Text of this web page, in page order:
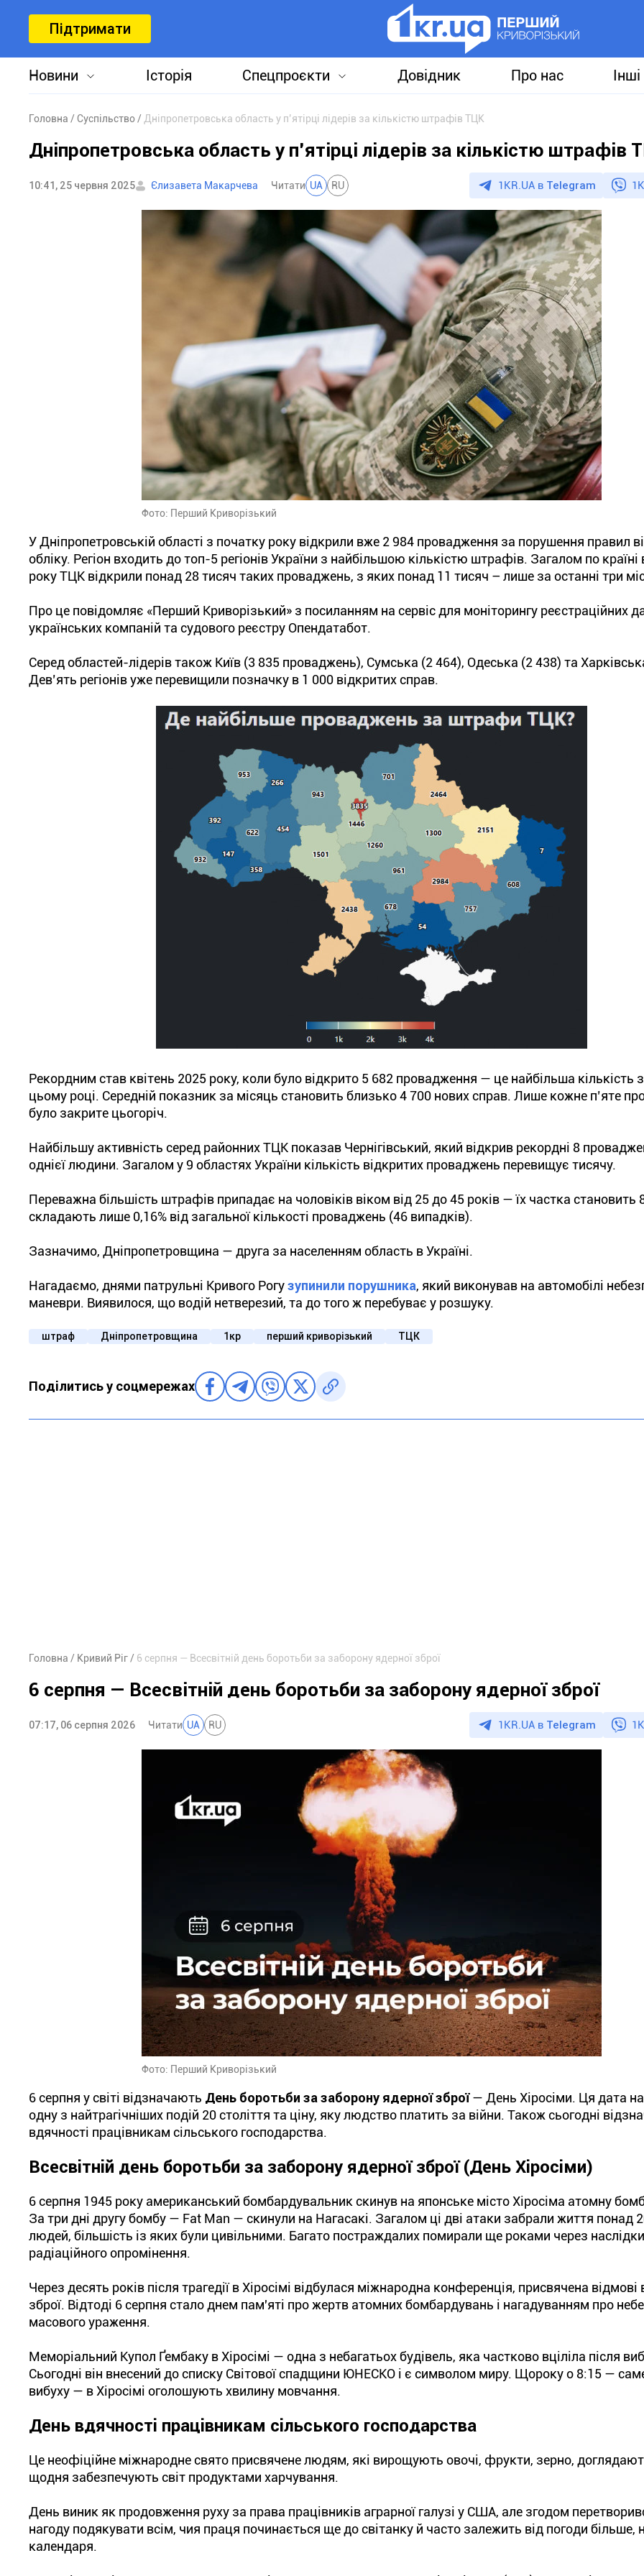
Підтримати
Новини Історія Спецпроєкти Довідник Про нас
Головна Суспільство Дніпропетровська область у п’ятірці лідерів за кількістю штрафів ТЦК
Дніпропетровська область у п’ятірці лідерів за кількістю штрафів
10:41, 25 червня 2025 Єлизавета Макарчева Читати UA RU 1KR.UA в Telegram
Фото: Перший Криворізький
У Дніпропетровській області з початку року відкрили вже 2 984 провадження за порушення правил
обліку. Регіон входить до топ-5 регіонів України з найбільшою кількістю штрафів. Загалом по країні
року ТЦК відкрили понад 28 тисяч таких проваджень, з яких понад 11 тисяч – лише за останні три
Про це повідомляє «Перший Криворізький» з посиланням на сервіс для моніторингу реєстраційних
українських компаній та судового реєстру Опендатабот.
Серед областей-лідерів також Київ (3 835 проваджень), Сумська (2 464), Одеська (2 438) та
Дев’ять регіонів уже перевищили позначку в 1 000 відкритих справ.
Рекордним став квітень 2025 року, коли було відкрито 5 682 провадження — це найбільша кількість
цьому році. Середній показник за місяць становить близько 4 700 нових справ. Лише кожне п’яте
було закрите цьогоріч.
Найбільшу активність серед районних ТЦК показав Чернігівський, який відкрив рекордні 8
однієї людини. Загалом у 9 областях України кількість відкритих проваджень перевищує тисячу.
Переважна більшість штрафів припадає на чоловіків віком від 25 до 45 років — їх частка становить
складають лише 0,16% від загальної кількості проваджень (46 випадків).
Зазначимо, Дніпропетровщина — друга за населенням область в Україні.
Нагадаємо, днями патрульні Кривого Рогузупинили порушника, який виконував на автомобілі
маневри. Виявилося, що водій нетверезий, та до того ж перебуває у розшуку.
штраф Дніпропетровщина 1кр перший криворізький ТЦК
Поділитись у соцмережах
Головна Кривий Ріг 6 серпня — Всесвітній день боротьби за заборону ядерної зброї
6 серпня — Всесвітній день боротьби за заборону ядерної зброї
07:17, 06 серпня 2026 Читати UA RU 1KR.UA в Telegram
Фото: Перший Криворізький
6 серпня у світі відзначають День боротьби за заборону ядерної зброї— День Хіросіми. Ця дата
одну з найтрагічніших подій 20 століття та ціну, яку людство платить за війни. Також сьогодні
вдячності працівникам сільського господарства.
Всесвітній день боротьби за заборону ядерної зброї (День Хіросіми)
6 серпня 1945 року американський бомбардувальник скинув на японське місто Хіросіма атомну
За три дні другу бомбу — Fat Man — скинули на Нагасакі. Загалом ці дві атаки забрали життя понад
людей, більшість із яких були цивільними. Багато постраждалих помирали ще роками через наслідки
радіаційного опромінення.
Через десять років після трагедії в Хіросімі відбулася міжнародна конференція, присвячена відмові
зброї. Відтоді 6 серпня стало днем пам'яті про жертв атомних бомбардувань і нагадуванням про
масового ураження.
Меморіальний Купол Ґембаку в Хіросімі — одна з небагатьох будівель, яка частково вціліла після
Сьогодні він внесений до списку Світової спадщини ЮНЕСКО і є символом миру. Щороку о 8:15 —
вибуху — в Хіросімі оголошують хвилину мовчання.
День вдячності працівникам сільського господарства
Це неофіційне міжнародне свято присвячене людям, які вирощують овочі, фрукти, зерно,
щодня забезпечують світ продуктами харчування.
День виник як продовження руху за права працівників аграрної галузі у США, але згодом
нагоду подякувати всім, чия праця починається ще до світанку й часто залежить від погоди більше,
календаря.